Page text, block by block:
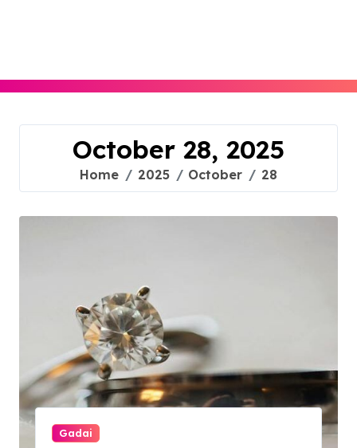
October 28, 2025
Home 2025 October 28
Gadai